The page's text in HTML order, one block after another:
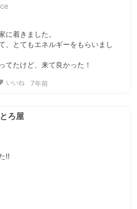
に着きました。
、とてもエネルギーをもらいまし
てたけど、来て良かった！
いいね 7年前
ろ屋
!!